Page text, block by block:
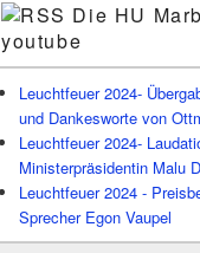
Die HU
youtube
Leuchtfeuer 2024-
und Dankesworte von
Leuchtfeuer 2024-
Ministerpräsidentin Malu
Leuchtfeuer 2024 -
Sprecher Egon Vaupel